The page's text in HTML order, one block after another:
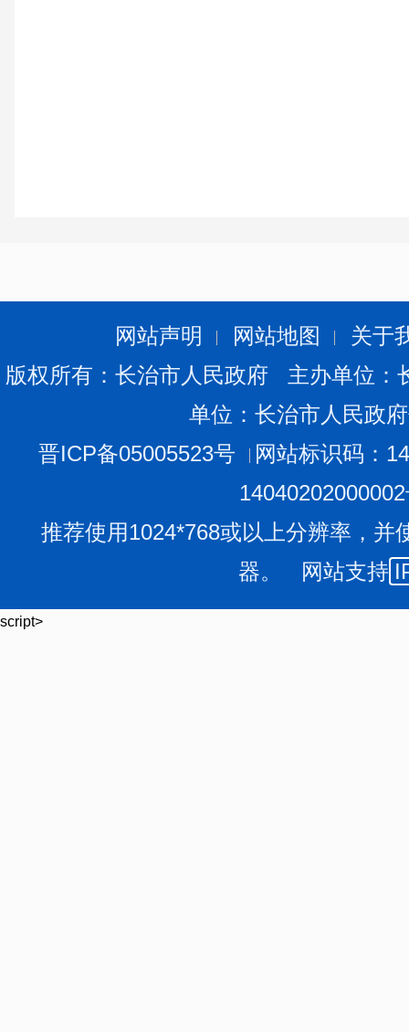
网站声明 网站地图
关于
版权所有：长治市人民政府 主办单位
单位：长治市人民政
晋ICP备05005523号
网站标识码：
推荐使用1024*768或以上分辨率，并
器。 网站支持
script>